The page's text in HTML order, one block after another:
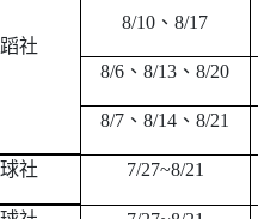
社
8/10 、8/17
8/6 、8/13、8/20
8/7 、8/14、8/21
社 7/27~8/21